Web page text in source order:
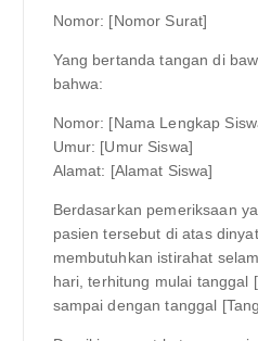
Nomor: [Nomor Surat]
Yang bertanda tangan di
bahwa:
Nomor: [Nama Lengkap
Umur: [Umur Siswa]
Alamat: [Alamat Siswa]
Berdasarkan pemeriksaan
pasien tersebut di atas
membutuhkan istirahat
hari, terhitung mulai tanggal
sampai dengan tanggal